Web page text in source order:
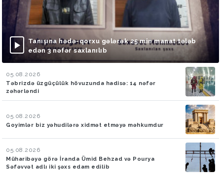
Tanışına hədə-qorxu gələrək 25 min manat tələb
edən 3 nəfər saxlanılıb
05.08.2026
Təbrizdə üzgüçülük hövuzunda hadisə: 14 nəfər
zəhərləndi
05.08.2026
Goyimlər biz yəhudilərə xidmət etməyə məhkumdur
05.08.2026
Müharibəyə görə İranda Ümid Behzad və Pourya
Səfəvvət adlı iki şəxs edam edilib